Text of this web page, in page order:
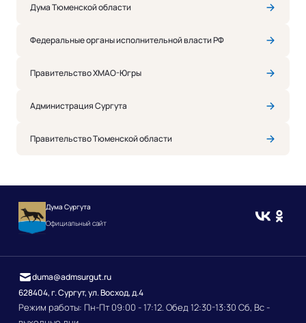
Дума Тюменской области
Федеральные органы исполнительной власти РФ
Правительство ХМАО-Югры
Администрация Сургута
Правительство Тюменской области
Дума Сургута
Официальный сайт
628404, г. Сургут, ул. Восход, д.4
Режим работы: Пн-Пт 09:00 - 17:12. Обед 12:30-13:30 Сб, Вс -
duma@admsurgut.ru